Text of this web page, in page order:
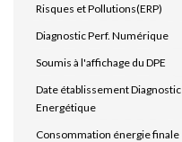
Risques et Pollutions(ERP)
Diagnostic Perf. Numérique
Soumis à l'affichage du DPE
Date établissement Diagnostic
Energétique
Consommation énergie finale